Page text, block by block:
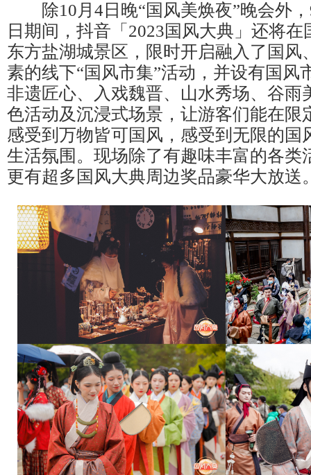
除10月4日晚“国风美焕夜”晚会外，
日期间，抖音「2023国风大典」还将
东方盐湖城景区，限时开启融入了国风
素的线下“国风市集”活动，并设有国风
非遗匠心、入戏魏晋、山水秀场、谷雨
色活动及沉浸式场景，让游客们能在限
感受到万物皆可国风，感受到无限的国
生活氛围。现场除了有趣味丰富的各类
更有超多国风大典周边奖品豪华大放送